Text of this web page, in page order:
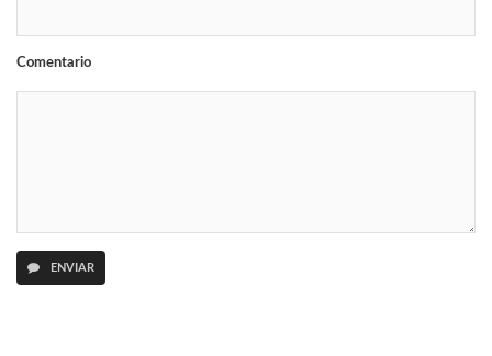
Comentario
ENVIAR